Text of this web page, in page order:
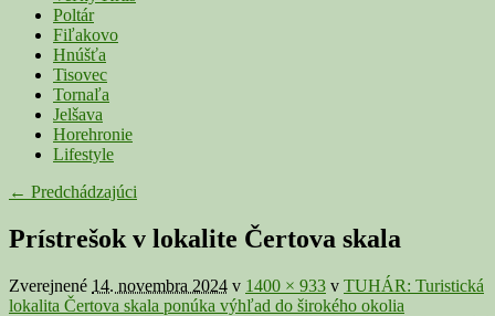
Poltár
Fiľakovo
Hnúšťa
Tisovec
Tornaľa
Jelšava
Horehronie
Lifestyle
Navigácia
galérii
← Predchádzajúci
Prístrešok v lokalite Čertova skala
Zverejnené 14. novembra 2024 v 1400 × 933 v TUHÁR: Turistická
lokalita Čertova skala ponúka výhľad do širokého okolia